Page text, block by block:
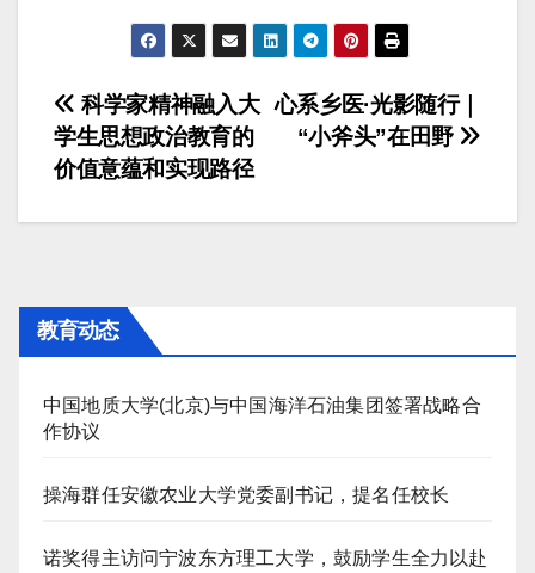
文
章
导
心系乡医·光影随行｜
“小斧头”在田野
科学家精神融入大
学生思想政治教育的
价值意蕴和实现路径
教育动态
中国地质大学(北京)与中国海洋石油集团签署战略合
作协议
操海群任安徽农业大学党委副书记，提名任校长
诺奖得主访问宁波东方理工大学，鼓励学生全力以赴